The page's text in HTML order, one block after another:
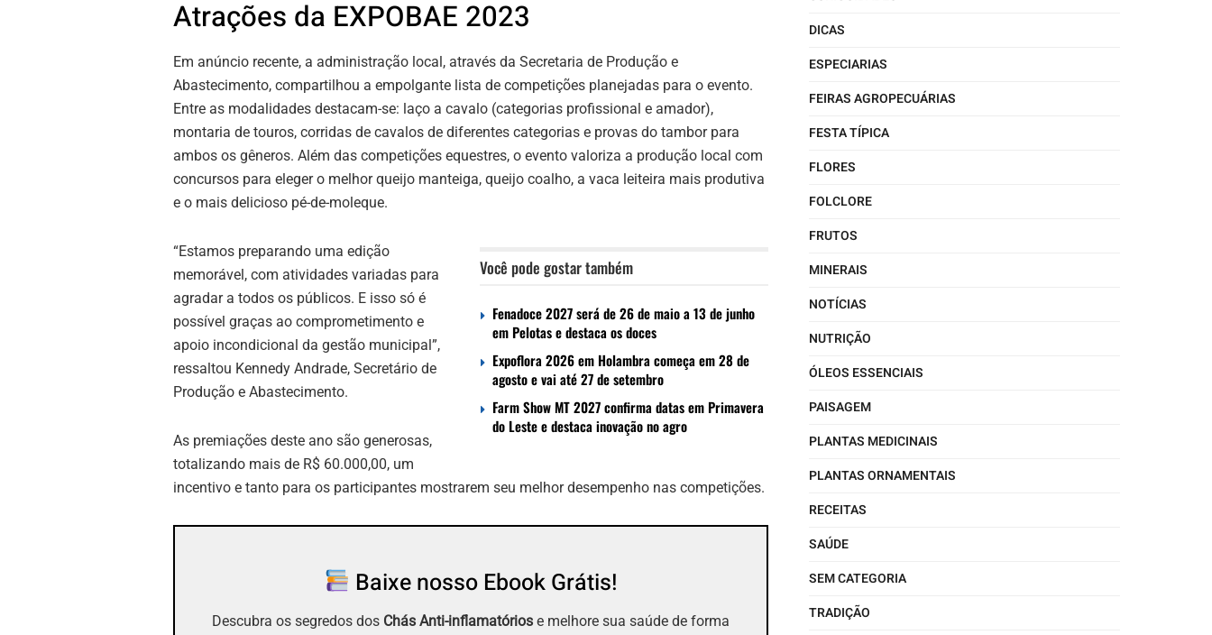
Atrações da EXPOBAE 2023
Em anúncio recente, a administração local, através da Secretaria de Produção e
Abastecimento, compartilhou a empolgante lista de competições planejadas para o evento.
Entre as modalidades destacam-se: laço a cavalo (categorias profissional e amador),
montaria de touros, corridas de cavalos de diferentes categorias e provas do tambor para
ambos os gêneros. Além das competições equestres, o evento valoriza a produção local com
concursos para eleger o melhor queijo manteiga, queijo coalho, a vaca leiteira mais produtiva
e o mais delicioso pé-de-moleque.
Você pode gostar também
Fenadoce 2027 será de 26 de maio a 13 de junho
em Pelotas e destaca os doces
Expoflora 2026 em Holambra começa em 28 de
agosto e vai até 27 de setembro
Farm Show MT 2027 confirma datas em Primavera
do Leste e destaca inovação no agro
“Estamos preparando uma edição
memorável, com atividades variadas para
agradar a todos os públicos. E isso só é
possível graças ao comprometimento e
apoio incondicional da gestão municipal”,
ressaltou Kennedy Andrade, Secretário de
Produção e Abastecimento.
As premiações deste ano são generosas,
totalizando mais de R$ 60.000,00, um
incentivo e tanto para os participantes mostrarem seu melhor desempenho nas competições.
Baixe nosso Ebook Grátis!
Descubra os segredos dos Chás Anti-inflamatórios e melhore sua saúde de forma
DICAS
ESPECIARIAS
FEIRAS AGROPECUÁRIAS
FESTA TÍPICA
FLORES
FOLCLORE
FRUTOS
MINERAIS
NOTÍCIAS
NUTRIÇÃO
ÓLEOS ESSENCIAIS
PAISAGEM
PLANTAS MEDICINAIS
PLANTAS ORNAMENTAIS
RECEITAS
SAÚDE
SEM CATEGORIA
TRADIÇÃO